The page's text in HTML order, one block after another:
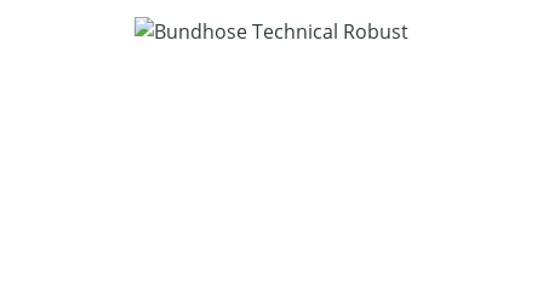
Bildergalerie überspringen